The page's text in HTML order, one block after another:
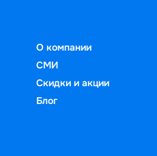
О компании
СМИ
Скидки и акции
Блог